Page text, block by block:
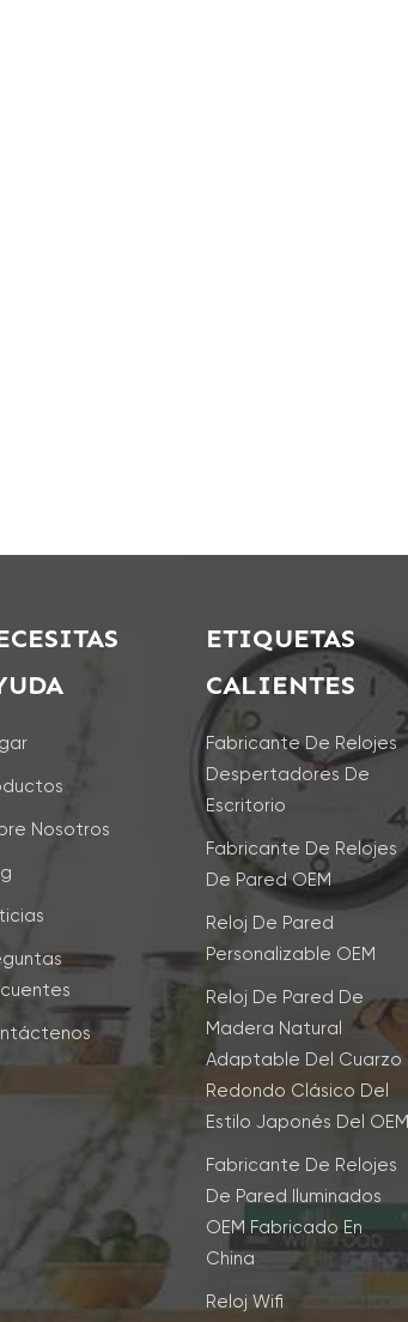
Nosotros
ETIQUETAS
CALIENTES
Fabricante De Relojes
Despertadores De
Escritorio
Fabricante De Relojes
De Pared OEM
Reloj De Pared
Personalizable OEM
Reloj De Pared De
Madera Natural
Adaptable Del Cuarzo
Redondo Clásico Del
Estilo Japonés Del OEM
Fabricante De Relojes
De Pared Iluminados
OEM Fabricado En
China
Reloj Wifi